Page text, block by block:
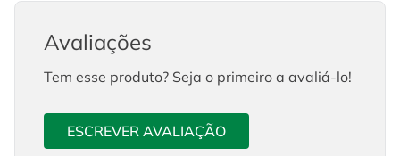
Avaliações
Tem esse produto? Seja o primeiro a avaliá-lo!
ESCREVER AVALIAÇÃO